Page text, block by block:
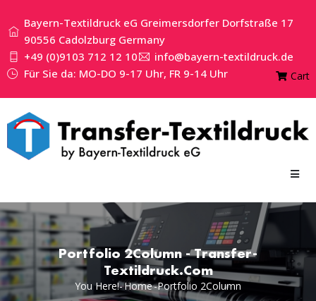
Bayern-Textildruck eG Greimersdorfer Dorfstraße 17
90556 Cadolzburg Germany
+49 (0)9103 712 12 10
info@bayern-textildruck.de
Für Sie da: MO-DO 9-17 Uhr, FR 9-14 Uhr
Cart
Portfolio 2Column - Transfer-
Textildruck.com
You Here!-Home-Portfolio 2Column